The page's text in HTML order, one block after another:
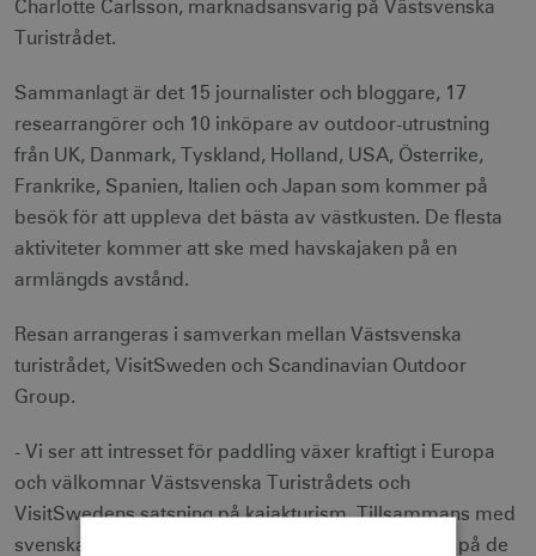
Charlotte Carlsson, marknadsansvarig på Västsvenska
Turistrådet.
Sammanlagt är det 15 journalister och bloggare, 17
researrangörer och 10 inköpare av outdoor-utrustning
från UK, Danmark, Tyskland, Holland, USA, Österrike,
Frankrike, Spanien, Italien och Japan som kommer på
besök för att uppleva det bästa av västkusten. De flesta
aktiviteter kommer att ske med havskajaken på en
armlängds avstånd.
Resan arrangeras i samverkan mellan Västsvenska
turistrådet, VisitSweden och Scandinavian Outdoor
Group.
- Vi ser att intresset för paddling växer kraftigt i Europa
och välkomnar Västsvenska Turistrådets och
VisitSwedens satsning på kajakturism. Tillsammans med
svenska outdoor- företag skapar vi större intresse på de